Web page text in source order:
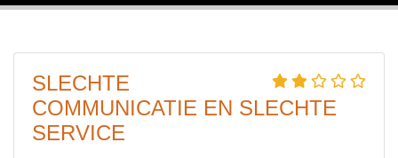
SLECHTE
COMMUNICATIE EN SLECHTE
SERVICE